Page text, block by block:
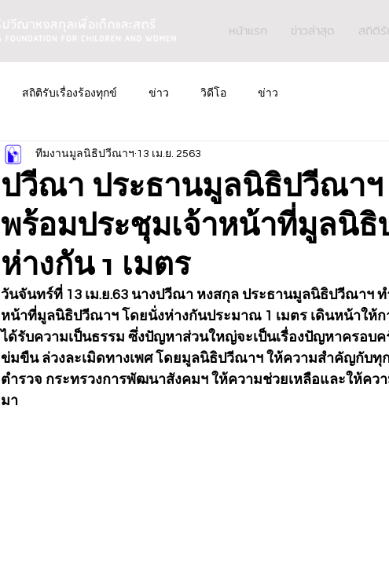
หน้าแรก ข่าวล่าสุด สถิติ
สถิติรับเรื่องร้องทุกข์ ข่าว วิดีโอ ข่าว
ปวีณา ประธานมูลนิธิปวีณา
พร้อมประชุมเจ้าหน้าที่มูลนิ
ห่างกัน 1 เมตร
ทีมงานมูลนิธิปวีณาฯ 13 เม.ย. 2563
วันจันทร์ที่ 13 เม.ย.63 นางปวีณา หงสกุล ประธานมูลนิธิปวีณาฯ
หน้าที่มูลนิธิปวีณาฯ โดยนั่งห่างกันประมาณ 1 เมตร เดินหน้าให้ก
ได้รับความเป็นธรรม ซึ่งปัญหาส่วนใหญ่จะเป็นเรื่องปัญหาครอบ
ข่มขืน ล่วงละเมิดทางเพศ โดยมูลนิธิปวีณาฯ ให้ความสำคัญกับทุ
ตำรวจ กระทรวงการพัฒนาสังคมฯ ให้ความช่วยเหลือและให้คว
มา